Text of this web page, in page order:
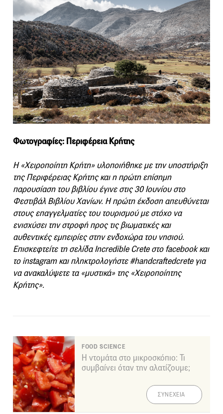
Φωτογραφίες: Περιφέρεια Κρήτης
Η «Χειροποίητη Κρήτη» υλοποιήθηκε με την υποστήριξη
της Περιφέρειας Κρήτης και η πρώτη επίσημη
παρουσίαση του βιβλίου έγινε στις 30 Ιουνίου στο
Φεστιβάλ Βιβλίου Χανίων. Η πρώτη έκδοση απευθύνεται
στους επαγγελματίες του τουρισμού με στόχο να
ενισχύσει την στροφή προς τις βιωματικές και
αυθεντικές εμπειρίες στην ενδοχώρα του νησιού.
Επισκεφτείτε τη σελίδαIncredible Crete στοfacebookκαι
τοinstagramκαι πληκτρολογήστε #handcraftedcreteγια
να ανακαλύψετε τα «μυστικά» της «Χειροποίητης
Κρήτης».
FOOD SCIENCE
Η ντομάτα στο μικροσκόπιο: Τι
συμβαίνει όταν την αλατίζουμε;
ΣΥΝΕΧΕΙΑ